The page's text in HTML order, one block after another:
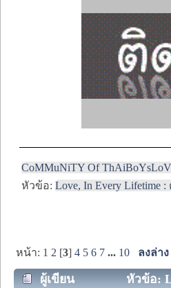
CoMMuNiTY Of
หัวข้อ:Love, In Every
หน้า: 1 2 [3]4 5 6 7 ... 10 ลงล่าง
ผู้เขียน หัวข้อ: